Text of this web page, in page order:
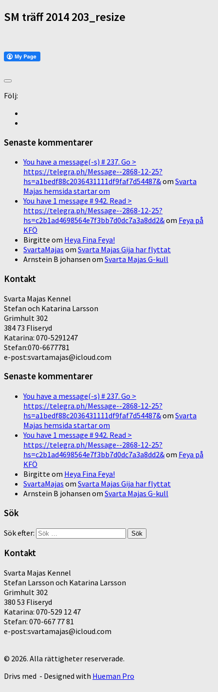
SM träff 2014 203_resize
Följ:
Senaste kommentarer
You have a message(-s) # 237. Go >
https://telegra.ph/Message--2868-12-25?
hs=a1bedf88c2036431111df9faf7d54487&om Svarta
Majas hemsida startar om
You have 1 message # 942. Read >
https://telegra.ph/Message--2868-12-25?
hs=c2b1ad4698564e7f3bb7d0dc7a3a8dd2&om Feya på
KFÖ
Birgitte om Heya Fina Feya!
SvartaMajas om Svarta Majas Gija har flyttat
Arnstein B johansen om Svarta Majas G-kull
Kontakt
Svarta Majas Kennel
Stefan och Katarina Larsson
Grimhult 302
384 73 Fliseryd
Katarina: 070-5291247
Stefan:070-6677781
e-post:svartamajas@icloud.com
Senaste kommentarer
You have a message(-s) # 237. Go >
https://telegra.ph/Message--2868-12-25?
hs=a1bedf88c2036431111df9faf7d54487&om Svarta
Majas hemsida startar om
You have 1 message # 942. Read >
https://telegra.ph/Message--2868-12-25?
hs=c2b1ad4698564e7f3bb7d0dc7a3a8dd2&om Feya på
KFÖ
Birgitte om Heya Fina Feya!
SvartaMajas om Svarta Majas Gija har flyttat
Arnstein B johansen om Svarta Majas G-kull
Sök
Sök efter:
Kontakt
Svarta Majas Kennel
Stefan Larsson och Katarina Larsson
Grimhult 302
380 53 Fliseryd
Katarina: 070-529 12 47
Stefan: 070-667 77 81
e-post:svartamajas@icloud.com
© 2026. Alla rättigheter reserverade.
Drivs med - Designed with Hueman Pro